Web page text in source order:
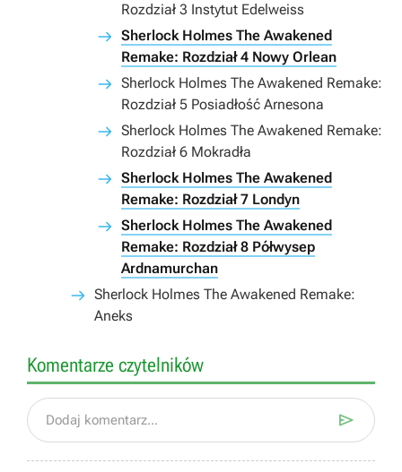
Rozdział 3 Instytut Edelweiss
Sherlock Holmes The Awakened
Remake: Rozdział 4 Nowy Orlean
Sherlock Holmes The Awakened Remake:
Rozdział 5 Posiadłość Arnesona
Sherlock Holmes The Awakened Remake:
Rozdział 6 Mokradła
Sherlock Holmes The Awakened
Remake: Rozdział 7 Londyn
Sherlock Holmes The Awakened
Remake: Rozdział 8 Półwysep
Ardnamurchan
Sherlock Holmes The Awakened Remake:
Aneks
Komentarze czytelników
Dodaj komentarz... 